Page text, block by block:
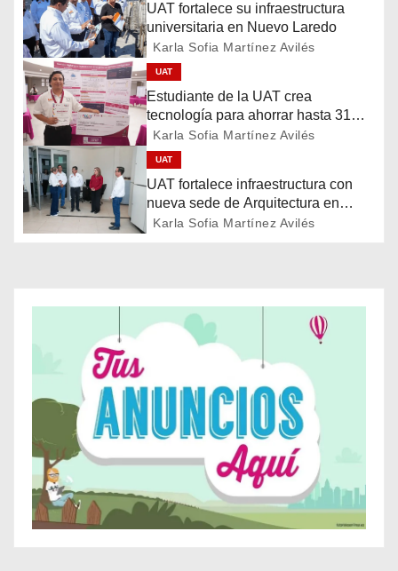
g
a
c
i
ó
n
d
e
a
d
a
UAT fortalece su infraestructura
universitaria en Nuevo Laredo
Karla Sofia Martínez Avilés
UAT
Estudiante de la UAT crea
tecnología para ahorrar hasta 31%
de energía
Karla Sofia Martínez Avilés
UAT
UAT fortalece infraestructura con
nueva sede de Arquitectura en
Victoria
Karla Sofia Martínez Avilés